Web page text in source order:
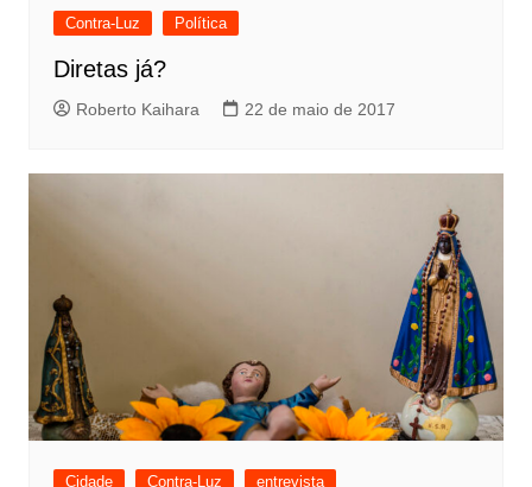
Contra-Luz Política
Diretas já?
Roberto Kaihara 22 de maio de 2017
Cidade Contra-Luz entrevista